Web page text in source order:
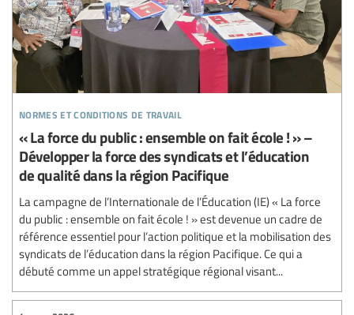
normes et conditions de travail
« La force du public : ensemble on fait école ! » –
Développer la force des syndicats et l’éducation
de qualité dans la région Pacifique
La campagne de l’Internationale de l’Éducation (IE) « La force
du public : ensemble on fait école ! » est devenue un cadre de
référence essentiel pour l’action politique et la mobilisation des
syndicats de l’éducation dans la région Pacifique. Ce qui a
débuté comme un appel stratégique régional visant...